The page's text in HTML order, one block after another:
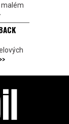
malém
>>